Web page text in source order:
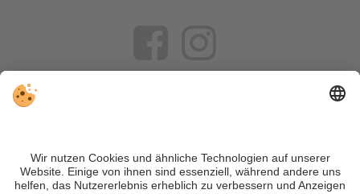
VIVOSüdtirol ist das Reiseportal für alle, die Südtirol nicht nur
besuchen, sondern wirklich erleben wollen – inklusive Tipps,